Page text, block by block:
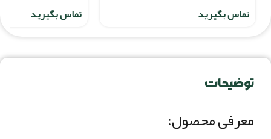
تماس بگیرید
تماس بگیرید
توضیحات
معرفی محصول: